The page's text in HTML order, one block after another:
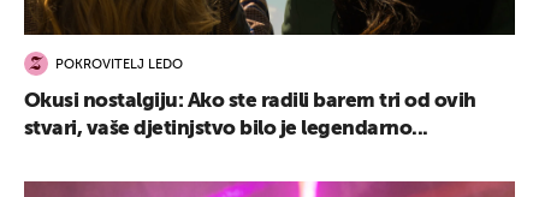
POKROVITELJ LEDO
Okusi nostalgiju: Ako ste radili barem tri od ovih
stvari, vaše djetinjstvo bilo je legendarno...